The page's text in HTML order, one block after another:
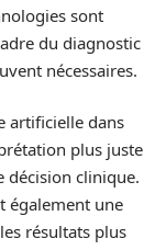
sont
du diagnostic
nécessaires.
artificielle dans
plus juste
décision clinique.
également une
résultats plus